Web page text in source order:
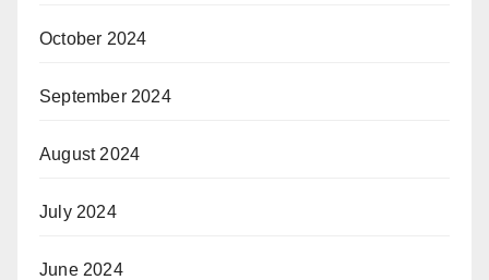
October 2024
September 2024
August 2024
July 2024
June 2024